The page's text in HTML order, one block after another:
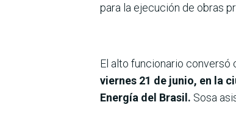
para la ejecución de obras
El alto funcionario conversó
viernes 21 de junio, en la
Energía del Brasil. Sosa